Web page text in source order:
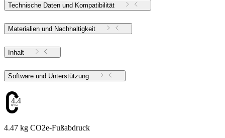
Technische Daten und Kompatibilität
Materialien und Nachhaltigkeit
Inhalt
Software und Unterstützung
4.47
4.47 kg CO2e-Fußabdruck